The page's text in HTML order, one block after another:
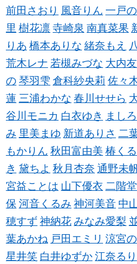
前田さおり 風音りん 一戸
里 樹花凛 寺崎泉 南真菜果
りあ 橋本ありな 緒奈もえ
荒木レナ 若槻みづな 大内
の 琴羽雫 倉科紗央莉 佐々
蓮 三浦わかな 春川せせら
谷川モニカ 白衣ゆき まし
み 里美まゆ 新道ありさ 二
もかりん 秋田富由美 椿く
き 黛ちよ 秋月杏奈 通野未
宮益ことは 山下優衣 二階
保 河音くるみ 神河美音 中
穂すず 神納花 みなみ愛梨
葉あかね 戸田エミリ 涼宮
星井笑 白井ゆずか 江奈るり